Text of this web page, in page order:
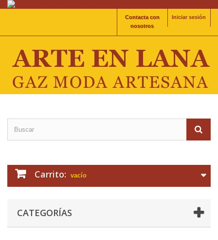
Iniciar sesión
Contacta con
nosotros
Carrito: vacío
CATEGORÍAS